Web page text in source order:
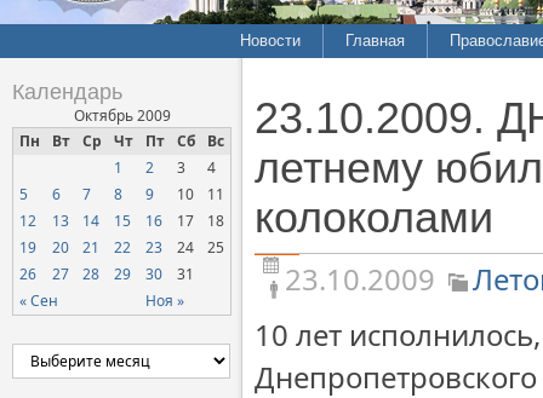
Новости
Межконфессиональные
отношения
Нарушения прав
верующих
Официальная хроника
Расколы, ереси, секты
СОЦИАЛЬНОЕ
Церковь и власть
Церковь и общество
Главная
История
Хроники
Календарь
Октябрь 2009
Пн
Вт Ср Чт Пт Сб Вс
« Сен Ноя »
1 2 3
4
5
6 7 8 9 10
11
12
13 14 15 16 17
18
19
20 21 22 23 24
25
26
27 28 29 30 31
23.10.2009.
летнему
колоколами
23.10.2009
10 лет